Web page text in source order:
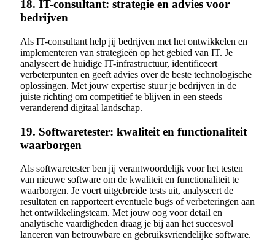
18. IT-consultant: strategie en advies voor
bedrijven
Als IT-consultant help jij bedrijven met het ontwikkelen en
implementeren van strategieën op het gebied van IT. Je
analyseert de huidige IT-infrastructuur, identificeert
verbeterpunten en geeft advies over de beste technologische
oplossingen. Met jouw expertise stuur je bedrijven in de
juiste richting om competitief te blijven in een steeds
veranderend digitaal landschap.
19. Softwaretester: kwaliteit en functionaliteit
waarborgen
Als softwaretester ben jij verantwoordelijk voor het testen
van nieuwe software om de kwaliteit en functionaliteit te
waarborgen. Je voert uitgebreide tests uit, analyseert de
resultaten en rapporteert eventuele bugs of verbeteringen aan
het ontwikkelingsteam. Met jouw oog voor detail en
analytische vaardigheden draag je bij aan het succesvol
lanceren van betrouwbare en gebruiksvriendelijke software.